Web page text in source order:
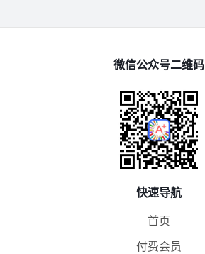
微信公众号二维码
快速导航
首页
付费会员